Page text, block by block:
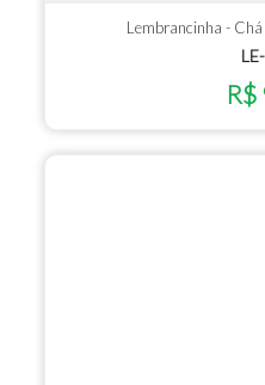
Lembrancinha -
R$